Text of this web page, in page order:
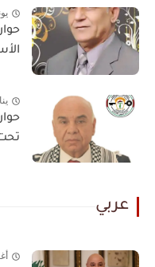
يناير
عربي